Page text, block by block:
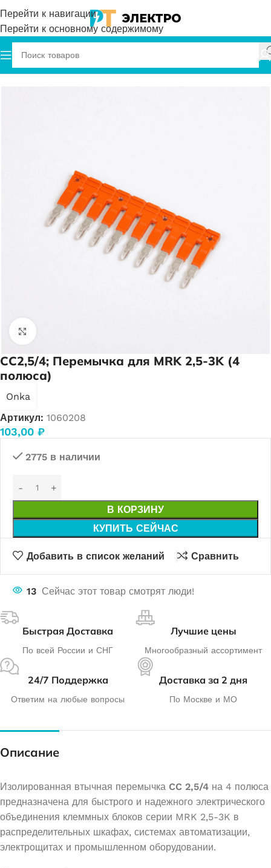
Перейти к навигации
Перейти к основному содержимому
Главная Onka Перемычки
CC2,5/4; Перемычка для MRK 2,5-3K (4
полюса)
Onka
Артикул: 1060208
103,00 ₽
2775 в наличии
В КОРЗИНУ
КУПИТЬ СЕЙЧАС
Добавить в список желаний Сравнить
13 Сейчас этот товар смотрят люди!
Быстрая Доставка
По всей России и СНГ
Лучшие цены
Многообразный ассортимент
24/7 Поддержка
Ответим на любые вопросы
Доставка за 2 дня
По Москве и МО
Описание
Изолированная втычная перемычка CC 2,5/4 на 4 полюса
предназначена для быстрого и надежного электрического
объединения клеммных блоков серии MRK 2,5-3K в
распределительных шкафах, системах автоматизации,
электрощитах и промышленном оборудовании.